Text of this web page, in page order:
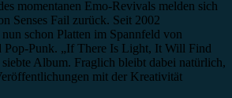
momentanen Emo-Revivals melden sich
Senses Fail zurück. Seit 2002
schon Platten im Spannfeld von
Pop-Punk. „If There Is Light, It Will Find
siebte Album. Fraglich bleibt dabei natürlich,
mit der Kreativität